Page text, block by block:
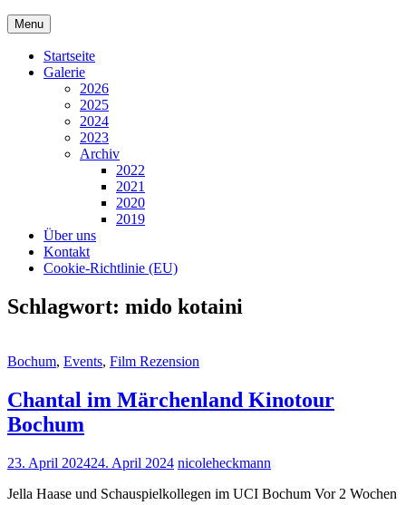
Skip
to
content
Menu
Startseite
Galerie
2026
2025
2024
2023
Archiv
2022
2021
2020
2019
Über uns
Kontakt
Cookie-Richtlinie (EU)
Schlagwort: mido kotaini
Cat
Bochum, Events, Film Rezension
Chantal im Märchenland Kinotour
Bochum
Posted
23. April 202424. April 2024 nicoleheckmann
Jella Haase und Schauspielkollegen im UCI Bochum Vor 2 Wochen